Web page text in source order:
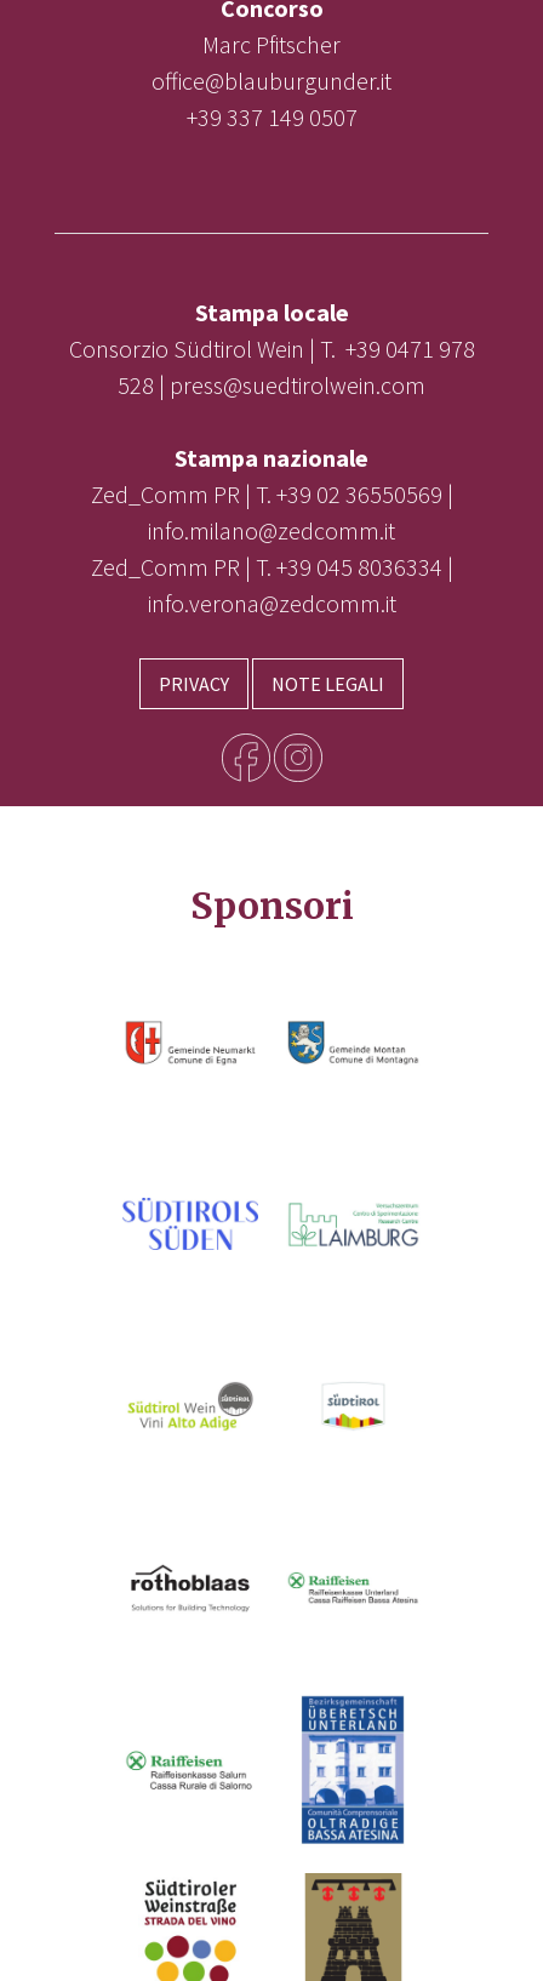
Concorso
Marc Pfitscher
office@blauburgunder.it
+39 337 149 0507
Stampa locale
Consorzio Südtirol Wein | T. +39 0471 978
528 | press@suedtirolwein.com
Stampa nazionale
Zed_Comm PR | T. +39 02 36550569 |
info.milano@zedcomm.it
Zed_Comm PR | T. +39 045 8036334 |
info.verona@zedcomm.it
PRIVACY NOTE LEGALI
Sponsori